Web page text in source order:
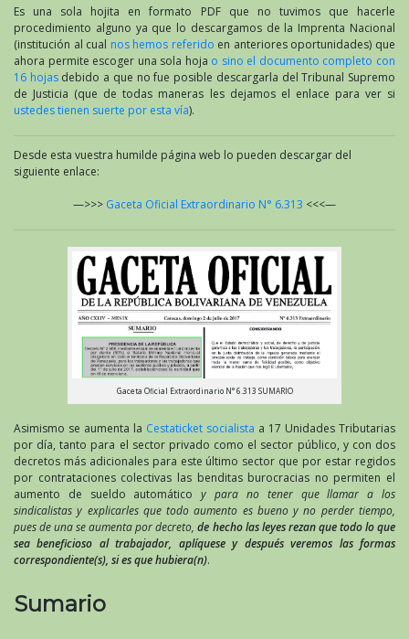
Es una sola hojita en formato PDF que no tuvimos que hacerle
procedimiento alguno ya que lo descargamos de la Imprenta Nacional
(institución al cual nos hemos referido en anteriores oportunidades) que
ahora permite escoger una sola hoja o sino el documento completo con
16 hojas debido a que no fue posible descargarla del Tribunal Supremo
de Justicia (que de todas maneras les dejamos el enlace para ver si
ustedes tienen suerte por esta vía).
Desde esta vuestra humilde página web lo pueden descargar del
siguiente enlace:
—>>> Gaceta Oficial Extraordinario N° 6.313 <<<—
Gaceta Oficial Extraordinario N° 6.313 SUMARIO
Asimismo se aumenta la Cestaticket socialista a 17 Unidades Tributarias
por día, tanto para el sector privado como el sector público, y con dos
decretos más adicionales para este último sector que por estar regidos
por contrataciones colectivas las benditas burocracias no permiten el
aumento de sueldo automáticoy para no tener que llamar a los
sindicalistas y explicarles que todo aumento es bueno y no perder tiempo,
pues de una se aumenta por decreto,de hecho las leyes rezan que todo lo que
sea beneficioso al trabajador, aplíquese y después veremos las formas
correspondiente(s), si es que hubiera(n).
Sumario